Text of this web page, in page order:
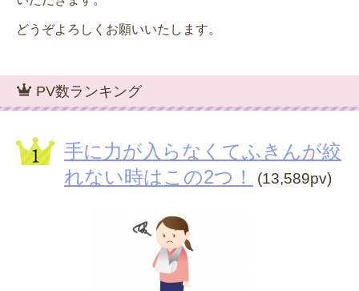
どうぞよろしくお願いいたします。
PV数ランキング
手に力が入らなくてふきんが絞
れない時はこの2つ！
(13,589pv)